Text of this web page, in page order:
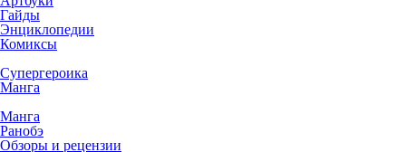
Гайды
Энциклопедии
Комиксы
Супергероика
Манга
Манга
Ранобэ
Обзоры и рецензии